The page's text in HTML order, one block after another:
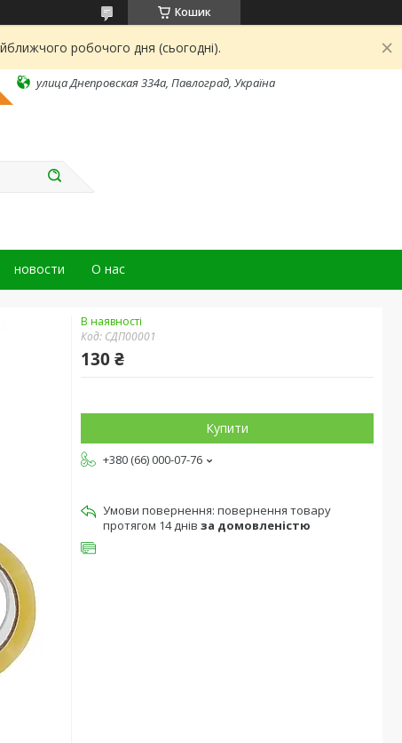
Кошик
робочого дня (сьогодні).
улица Днепровская 334а, Павлоград, Україна
новости О нас
В наявності
Код: СДП00001
130 ₴
Купити
+380 (66) 000-07-76
повернення товару
протягом 14 днів за домовленістю